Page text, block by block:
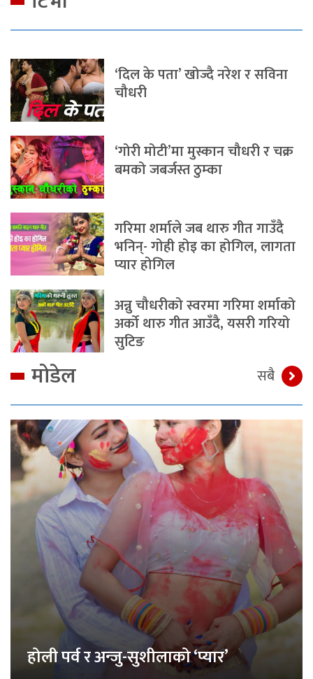
‘दिल के पता’ खोज्दै नरेश र सविना
चौधरी
‘गोरी मोटी’मा मुस्कान चौधरी र चक्र
बमको जबर्जस्त ठुम्का
गरिमा शर्माले जब थारु गीत गाउँदै
भनिन्- गोही होइ का होगिल, लागता
प्यार होगिल
अन्नु चौधरीको स्वरमा गरिमा शर्माको
अर्को थारु गीत आउँदै, यसरी गरियो
सुटिङ
मोडेल सबै
होली पर्व र अन्जु-सुशीलाको ‘प्यार’